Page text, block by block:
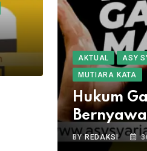
AKTUAL
ASY
MUTIARA KATA
Hukum
BY REDAKSI